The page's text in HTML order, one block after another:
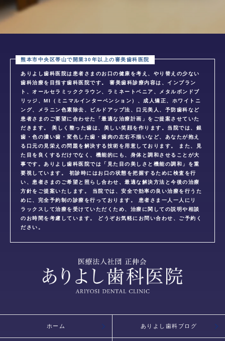
ありよし歯科医院は患者さまのお口の健康を考え、やり替えの少ない
歯科治療を目指す歯科医院です。 審美歯科診療内容は、インプラン
ト、オールセラミッククラウン、ラミネートベニア、メタルボンドブ
リッジ、MI（ミニマルインターベンション）、成人矯正、ホワイトニ
ング、メラニン色素除去、ビルドアップ法、口元美人、予防歯科など
患者さまのご要望に合わせた「最適な治療計画」をご提案させていた
だきます。 美しく整った歯は、美しい笑顔を作ります。当院では、銀
歯・色の濃い歯・変色した歯・歯肉の左右不揃いなど、あなたが抱え
る口元の見栄えの問題を解決する技術を用意しております。 また、見
た目を良くするだけでなく、機能的にも、身体と調和させることが大
事です。ありよし歯科医院では「見た目の美しさと機能の調和」を重
要視しています。 初診時にはお口の状態を把握するために検査を行
い、患者さまのご希望と照らし合わせ、最適な解決方法と今後の治療
方針をご提案いたします。 当院では、安全で効率の良い治療を行うた
めに、完全予約制の診療を行っております。 患者さま一人一人にリ
ラックスして治療を受けていただくため、治療に関しての説明や相談
のお時間を考慮しています。 どうぞお気軽にお問い合わせ、ご予約く
ださい。
ホーム ありよし歯科ブログ